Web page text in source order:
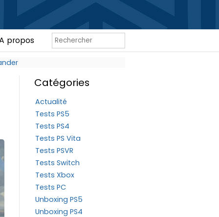
propos
Catégories
Actualité
Tests PS5
Tests PS4
Tests PS Vita
Tests PSVR
Tests Switch
Tests Xbox
Tests PC
Unboxing PS5
Unboxing PS4